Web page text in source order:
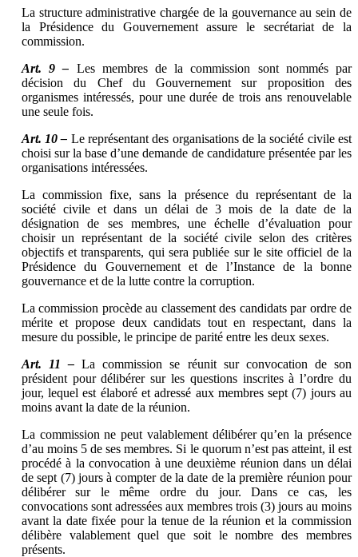
La structure administrative chargée de la gouvernance au sein de
la Présidence du Gouvernement assure le secrétariat de la
commission.
Art. 9 – Les membres de la commission sont nommés par
décision du Chef du Gouvernement sur proposition des
organismes intéressés, pour une durée de trois ans renouvelable
une seule fois.
Art. 10 – Le représentant des organisations de la société civile est
choisi sur la base d’une demande de candidature présentée par les
organisations intéressées.
La commission fixe, sans la présence du représentant de la
société civile et dans un délai de 3 mois de la date de la
désignation de ses membres, une échelle d’évaluation pour
choisir un représentant de la société civile selon des critères
objectifs et transparents, qui sera publiée sur le site officiel de la
Présidence du Gouvernement et de l’Instance de la bonne
gouvernance et de la lutte contre la corruption.
La commission procède au classement des candidats par ordre de
mérite et propose deux candidats tout en respectant, dans la
mesure du possible, le principe de parité entre les deux sexes.
Art. 11 –La commission se réunit sur convocation de son
président pour délibérer sur les questions inscrites à l’ordre du
jour, lequel est élaboré et adressé aux membres sept (7) jours au
moins avant la date de la réunion.
La commission ne peut valablement délibérer qu’en la présence
d’au moins 5 de ses membres. Si le quorum n’est pas atteint, il est
procédé à la convocation à une deuxième réunion dans un délai
de sept (7) jours à compter de la date de la première réunion pour
délibérer sur le même ordre du jour. Dans ce cas, les
convocations sont adressées aux membres trois (3) jours au moins
avant la date fixée pour la tenue de la réunion et la commission
délibère valablement quel que soit le nombre des membres
présents.